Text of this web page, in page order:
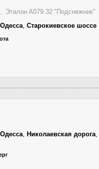
, Эталон А079.32 "Подснежник"
Одесса, Старокиевское шоссе
Одесса, Николаевская дорога,